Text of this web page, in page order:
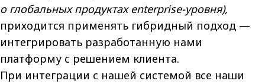
о глобальных продуктах enterprise-уровня),
приходится применять гибридный подход —
интегрировать разработанную нами
платформу с решением клиента.
При интеграции с нашей системой все наши